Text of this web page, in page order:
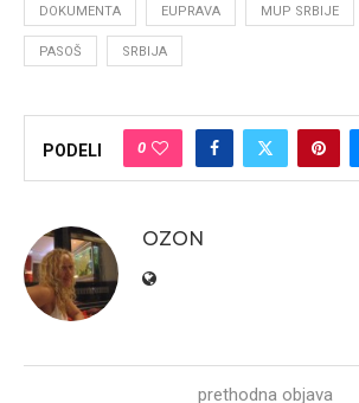
DOKUMENTA EUPRAVA MUP SRBIJE
PASOŠ SRBIJA
PODELI 0
OZON
prethodna objava